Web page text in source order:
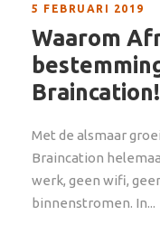
5 FEBRUARI 2019
Waarom
Braincation!
Met de alsmaar
Braincation
werk, geen wifi,
binnenstromen. In...